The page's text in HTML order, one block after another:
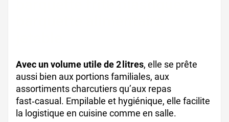
Avec un volume utile de 2 litres, elle se prête
aussi bien aux portions familiales, aux
assortiments charcutiers qu’aux repas
fast‑casual. Empilable et hygiénique, elle facilite
la logistique en cuisine comme en salle.